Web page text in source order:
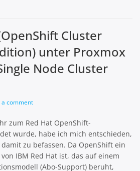
Cluster
unter Proxmox
Node Cluster
a comment
zum Red Hat OpenShift-
wurde, habe ich mich entschieden,
zu befassen. Da OpenShift ein
IBM Red Hat ist, das auf einem
(Abo-Support) beruht,